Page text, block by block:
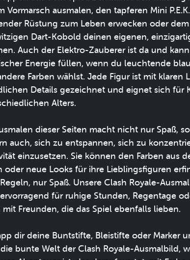
Vormarsch ausmalen, den tapferen Mini
Rüstung zum Leben erwecken oder
Dart-Kobold deinen eigenen,
Auch der Elektro-Zauberer ist da und
Energie füllen, wenn du leuchtende
Farben wählst. Jede Figur ist mit klaren
Details gezeichnet und eignet sich für
Alters.
dieser Seiten macht nicht nur Spaß,
auch, sich zu entspannen, sich zu
einzusetzen. Sie können den Farben aus
oder neue Looks für ihre Lieblingsfiguren
nur Spaß. Unsere Clash Royale-
für ruhige Stunden, Regentage
mit Freunden, die das Spiel ebenfalls lieben.
dir deine Buntstifte, Bleistifte oder Marker
bunte Welt der Clash Royale-Ausmalbild,